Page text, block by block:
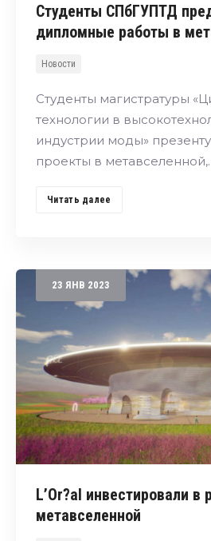
Студенты СПбГУПТД
дипломные работы в
Новости
Студенты магистратуры
технологии в
индустрии моды»
проекты в
Читать далее
23 ЯНВ 2023
L’Or?al инвестировали в
метавселенной